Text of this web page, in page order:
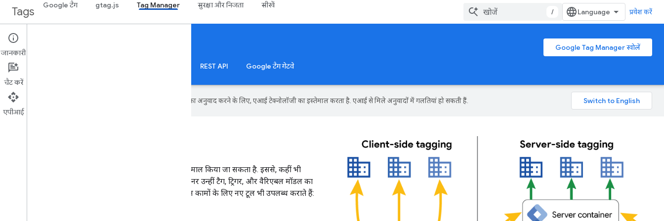
Tags Google टैग gtag.js Tag Manager सुरक्षा और निजता सीखें
/ प्रवेश करें
Tag Manager
सर्वर साइड Tag Manager
Google Tag Manager खोलें
संक्षिप्त विवरण REST API Google टैग गेटवे
Google आपकी पसंदीदा भाषा में कॉन्टेंट का अनुवाद करने के लिए, एआई टेक्नोलॉजी का इस्तेमाल करता है. एआई से मिले अनुवादों में गलतियां हो सकती हैं.
सर्वर साइड टैगिंग की मदद से, अपने टैग का बेहतर तरीके से इस्तेमाल किया जा सकता है. इससे, कहीं भी
उपयोगकर्ता की गतिविधि को मेज़र किया जा सकता है. सर्वर कंटेनर उन्हीं टैग, ट्रिगर, और वैरिएबल मॉडल का
इस्तेमाल करते हैं जिनका इस्तेमाल आपने किया है. साथ ही, ये इन कामों के लिए नए टूल भी उपलब्ध कराते हैं:
जानकारी
चैट करें
एपीआई